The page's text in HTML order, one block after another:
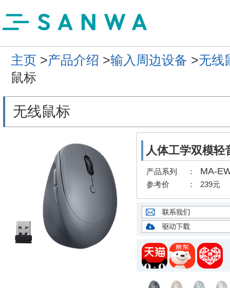
主页 >产品介绍 >输入周边设备 >无线
鼠标
无线鼠标
人体工学双模轻
产品系列 ： MA-
参考价 ： 239元